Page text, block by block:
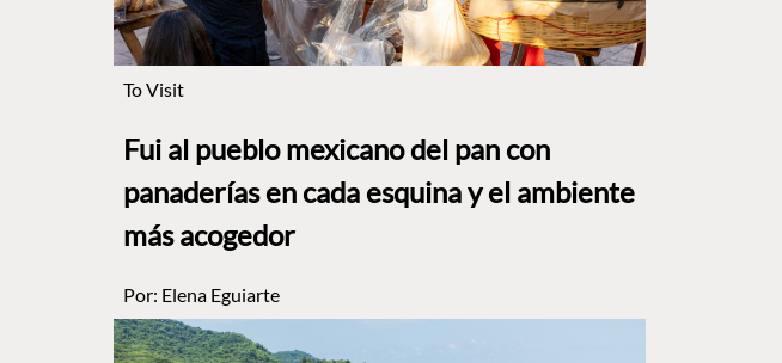
To Visit
Fui al pueblo mexicano del pan con
panaderías en cada esquina y el ambiente
más acogedor
Por: Elena Eguiarte